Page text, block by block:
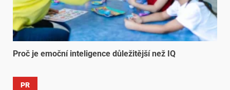
Proč je emoční inteligence důležitější než IQ
PR